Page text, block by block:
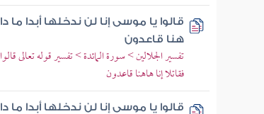
قالوا يا موسى إنا لن ندخلها أبدا ما
هنا قاعدون
تفسير الجلالين > سورة المائدة > تفسير قوله تعالى
فقاتلا إنا هاهنا قاعدون
قالوا يا موسى إنا لن ندخلها أبدا ما